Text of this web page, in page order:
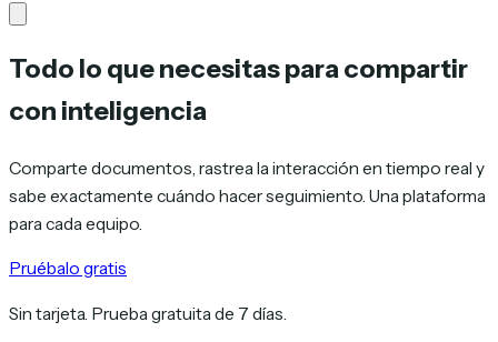
Todo lo que necesitas para compartir
con inteligencia
Comparte documentos, rastrea la interacción en tiempo real y
sabe exactamente cuándo hacer seguimiento. Una plataforma
para cada equipo.
Pruébalo gratis
Sin tarjeta. Prueba gratuita de 7 días.